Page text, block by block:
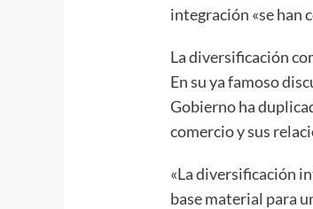
integración «se han
La diversificación
En su ya famoso
Gobierno ha
comercio y sus
«La diversificación
base material para